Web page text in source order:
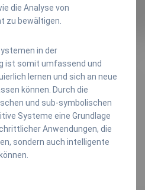
die Analyse von
zu bewältigen.
in der
ist somit umfassend und
lernen und sich an neue
können. Durch die
und sub-symbolischen
Systeme eine Grundlage
Anwendungen, die
sondern auch intelligente